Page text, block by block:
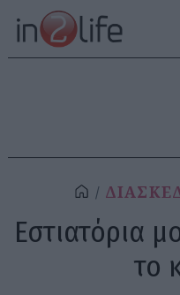
Εστιατόρια
το